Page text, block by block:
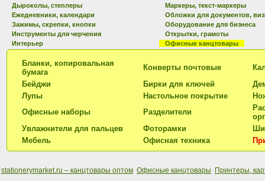
Дыроколы, степлеры
Ежедневники, календари
Зажимы, скрепки, кнопки
Инструменты для черчения
Интерьер
Маркеры, текст-маркеры
Обложки для документов,
Оборудование для бизнеса
Открытки, грамоты
Офисные канцтовары
Бланки, копировальная
бумага
Конверты почтовые
Бейджи
Бирки для ключей
Лупы
Настольное покрытие
Офисные наборы
Разделители
Увлажнители для пальцев
Фоторамки
Мебель
Офисная техника
stationerymarket.ru – канцтовары оптом Офисные канцтовары Принтеры,